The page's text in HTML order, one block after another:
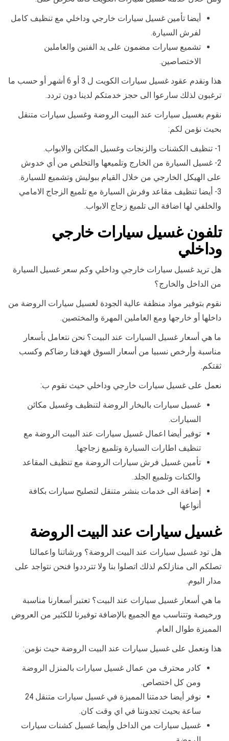
أيضا تأمين غسيل سيارات خارجي وداخلي مع تنظيف كامل
لفرش السيارة.
تشميع سيارات مضمون على يد الفنين والعاملين
الاختصاصين.
هذا ونقدم عقود غسيل سيارات الكويت ل 3 أو 6 أشهر أو حسب ما
ترغبون لذلك سارعوا الى حجز خدمتكم لدينا دون تردد.
نقوم بغسيل سيارات عند البيت الروضة وغسيل سيارات متنقل
بحيث نؤمن لكم:
1- تنظيف الكشنات والزنجات وغسيل المكائن والابواب.
2- غسيل السيارة من الخارج وتلميعها والتخلص من أي خدوش
على الهيكل الخارجي من خلال القيام ببوليش وتشميع للسيارة.
3- أيضا تنظيف مقاعد وفرش السيارة مع تلميع الزجاج الامامي
والخلفي لها اضافة الى تلميع زجاج الابواب.
تلفون غسيل سيارات خارجي
وداخلي
هل تريد غسيل سيارات خارجي وداخلي وكم سعر غسيل السيارة
من الداخل والخارج؟
نقوم بتوفير مواد منظفة عالية الجودة لغسيل سيارات الروضة من
داخلها أو خارجها ومع العاملين المهرة والمختصين.
ما هي أسعار غسيل السيارات عند البيت؟ نحن نتعامل بأسعار
مناسبة وأرخص نسبيا من أسعار السوق فهدفنا رضاكم وكسب
ثقتكم.
نعمل على غسيل سيارات خارجي وداخلي حيث نقوم ب:
غسيل سيارات بالبخار الروضة لتنظيف وغسيل مكائن
السيارات.
توفير أيضا اعمال غسيل سيارات عند البيت الروضة مع
تنظيف اطارات السيارة وتلميع زجاجها.
تأمين غسيل فرش سيارات الروضة مع تنظيف المقاعد
والكنات وتلميع الجلد.
إضافة الى خدمات بنشر متنقل لتصليح سيارات بكافة
أنواعها
غسيل سيارات عند البيت الروضة
هل تود غسيل سيارات عند البيت الروضة؟ ورشاتنا واعمالنا
تصلكم الى منازلكم لذلك اتصلوا بنا ولا تترددوا فنحن نتواجد على
مدار اليوم.
ما هي أسعار غسيل سيارات عند البيت؟ تعتبر أسعارنا مناسبة
ورخيصة وتتناسب مع الجميع بالإضافة توفيرنا للكثير من العروض
المميزة طوال العام.
هذا ونعمل على غسيل سيارات عند البيت الروضة حيث نؤمن:
كادر محترف من عمال غسيل سيارات بالمنزل الروضة
ومن كل اختصاص.
نوفر أيضا خدمتنا المميزة في غسيل سيارات متنقل 24
ساعة بحيث تجدوننا في اي وقت كان.
غسيل سيارات من الداخل وأيضا غسيل كشنات سيارات